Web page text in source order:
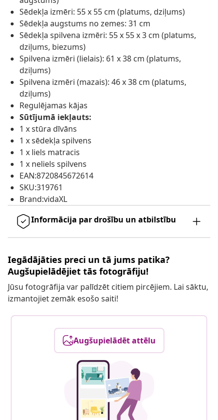
Sēdekļa izmēri: 55 x 55 cm (platums, dziļums)
Sēdekļa augstums no zemes: 31 cm
Sēdekļa spilvena izmēri: 55 x 55 x 3 cm (platums,
dziļums, biezums)
Spilvena izmēri (lielais): 61 x 38 cm (platums,
dziļums)
Spilvena izmēri (mazais): 46 x 38 cm (platums,
dziļums)
Regulējamas kājas
Sūtījumā iekļauts:
1 x stūra dīvāns
1 x sēdekļa spilvens
1 x liels matracis
1 x neliels spilvens
EAN:8720845672614
SKU:319761
Brand:vidaXL
Informācija par drošību un atbilstību
Iegādājāties preci un tā jums patika?
Augšupielādējiet tās fotogrāfiju!
Jūsu fotogrāfija var palīdzēt citiem pircējiem. Lai sāktu,
izmantojiet zemāk esošo saiti!
Augšupielādēt attēlu